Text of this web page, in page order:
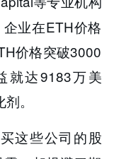
业在ETH价格
价格突破3000
就达9183万美
。
这些公司的股